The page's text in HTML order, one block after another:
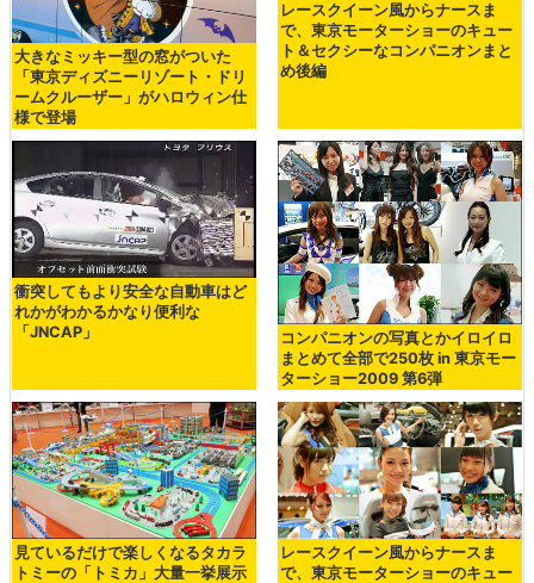
大きなミッキー型の窓がついた
「東京ディズニーリゾート・ドリ
ームクルーザー」がハロウィン仕
様で登場
レースクイーン風からナースま
で、東京モーターショーのキュー
ト＆セクシーなコンパニオンまと
め後編
衝突してもより安全な自動車はど
れかがわかるかなり便利な
「JNCAP」
コンパニオンの写真とかイロイロ
まとめて全部で250枚 in 東京モー
ターショー2009 第6弾
見ているだけで楽しくなるタカラ
トミーの「トミカ」大量一挙展示
レースクイーン風からナースま
で、東京モーターショーのキュー